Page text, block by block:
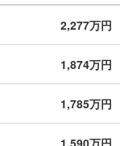
2,277万円
1,874万円
1,785万円
1,590万円